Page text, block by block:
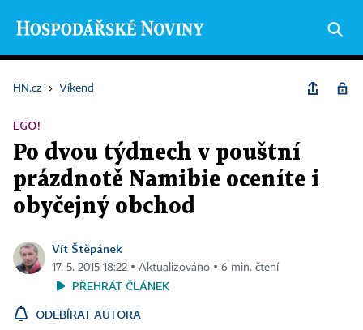
HN.cz › Víkend
EGO!
Po dvou týdnech v pouštní
prázdnotě Namibie oceníte i
obyčejný obchod
Vít Štěpánek
17. 5. 2015 18:22 ▪ Aktualizováno ▪ 6 min. čtení
PŘEHRÁT ČLÁNEK
ODEBÍRAT AUTORA